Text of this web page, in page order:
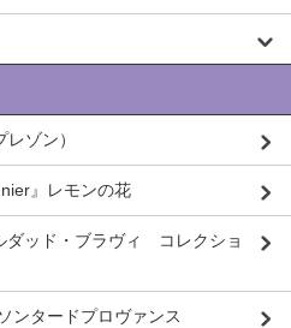
ゾン）
』レモンの花
ダッド・ブラヴィ コレクショ
ンタードプロヴァンス